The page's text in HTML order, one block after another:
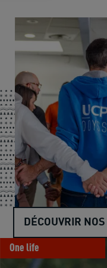
DÉCOUVRIR
One life